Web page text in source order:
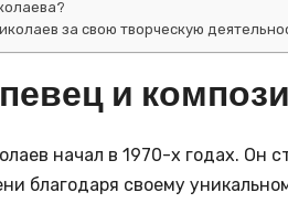
за свою творческую
и
начал в 1970-х годах. Он
благодаря своему